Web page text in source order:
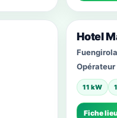
Hotel
Opérateur
11 kW
Fiche